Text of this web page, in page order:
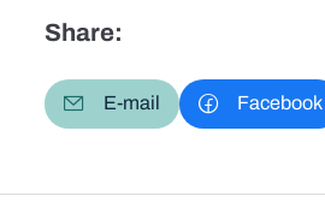
Share:
E-mail Facebook